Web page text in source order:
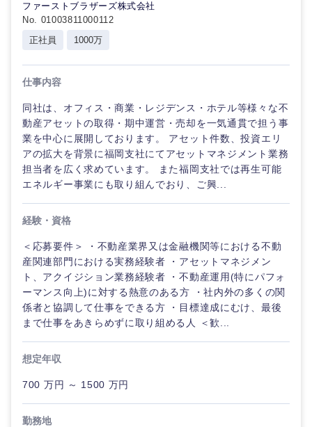
岡山県
山口県
香川県 愛媛県
高知県
ファーストブラザーズ株式会社
No. 01003811000112
正社員
1000万
仕事内容
同社は、オフィス・商業・レジデンス・ホテル等様々な不
動産アセットの取得・期中運営・売却を一気通貫で担う事
業を中心に展開しております。 アセット件数、投資エリ
アの拡大を背景に福岡支社にてアセットマネジメント業務
担当者を広く求めています。 また福岡支社では再生可能
エネルギー事業にも取り組んでおり、ご興...
経験・資格
＜応募要件＞ ・不動産業界又は金融機関等における不動
産関連部門における実務経験者 ・アセットマネジメン
ト、アクイジション業務経験者 ・不動産運用(特にパフォ
ーマンス向上)に対する熱意のある方 ・社内外の多くの関
係者と協調して仕事をできる方 ・目標達成にむけ、最後
まで仕事をあきらめずに取り組める人 ＜歓...
想定年収
700 万円 ～ 1500 万円
勤務地